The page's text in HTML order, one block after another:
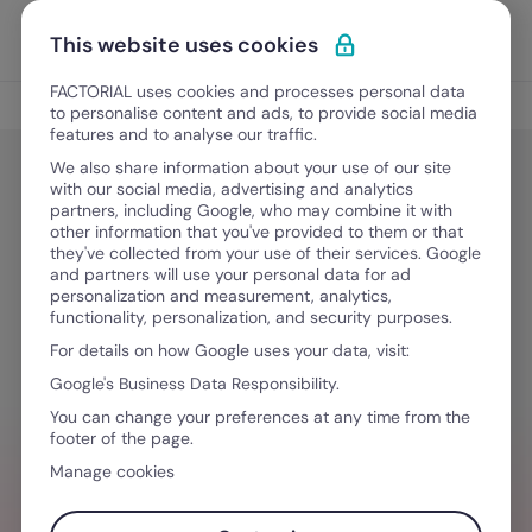
Ir para o conteúdo
Experimente Grátis
Digitalização nos RH
Digitalização nos RH
“The Bear”: Uma Operação de
Sucesso com a Factorial
Junho 15, 2024·4 minutos de leitura
QUER SIMPLIFICAR O SEU FLUXO DE
TRABALHO?
This website uses cookies
FACTORIAL uses cookies and processes personal data
to personalise content and ads, to provide social media
features and to analyse our traffic.
We also share information about your use of our site
with our social media, advertising and analytics
partners, including Google, who may combine it with
other information that you've provided to them or that
they've collected from your use of their services. Google
and partners will use your personal data for ad
personalization and measurement, analytics,
functionality, personalization, and security purposes.
For details on how Google uses your data, visit:
Google's Business Data Responsibility.
You can change your preferences at any time from the
footer of the page.
Manage cookies